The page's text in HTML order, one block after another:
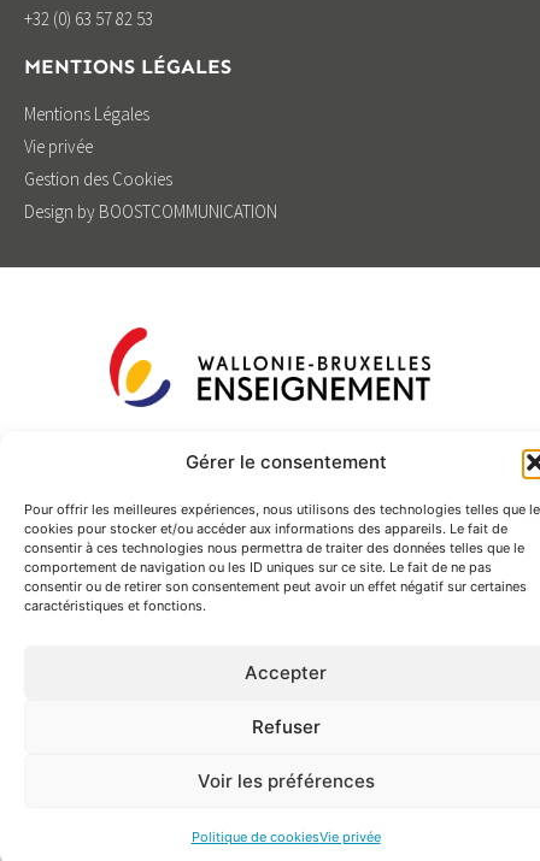
Gérer le consentement
Pour offrir les meilleures expériences, nous utilisons des technologies telles que
cookies pour stocker et/ou accéder aux informations des appareils. Le fait de
consentir à ces technologies nous permettra de traiter des données telles que le
comportement de navigation ou les ID uniques sur ce site. Le fait de ne pas
consentir ou de retirer son consentement peut avoir un effet négatif sur certaines
caractéristiques et fonctions.
Accepter
Refuser
Voir les préférences
Politique de cookiesVie privée
+32 (0) 63 57 82 53
MENTIONS LÉGALES
Mentions Légales
Vie privée
Gestion des Cookies
Design by BOOSTCOMMUNICATION